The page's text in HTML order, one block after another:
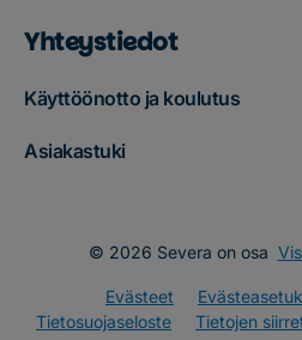
Yhteystiedot
Käyttöönotto ja koulutus
Asiakastuki
© 2026 Severa on osa
Evästeet
Tietosuojaseloste
Tietojen